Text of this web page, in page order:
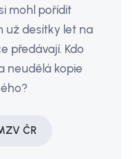
mohl pořídit
už desítky let na
předávají. Kdo
neudělá kopie
ČR